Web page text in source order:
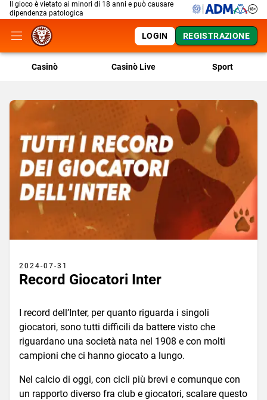
Il gioco è vietato ai minori di 18 anni e può causare
dipendenza patologica
LOGIN REGISTRAZIONE
Casinò Casinò Live Sport
2024-07-31
Record Giocatori Inter
I record dell’Inter, per quanto riguarda i singoli
giocatori, sono tutti difficili da battere visto che
riguardano una società nata nel 1908 e con molti
campioni che ci hanno giocato a lungo.
Nel calcio di oggi, con cicli più brevi e comunque con
un rapporto diverso fra club e giocatori, scalare questo